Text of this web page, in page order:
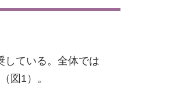
している。全体では
図1）。